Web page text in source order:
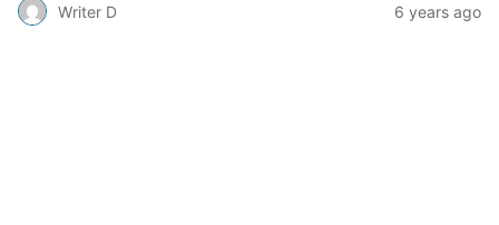
Writer D 6 years ago